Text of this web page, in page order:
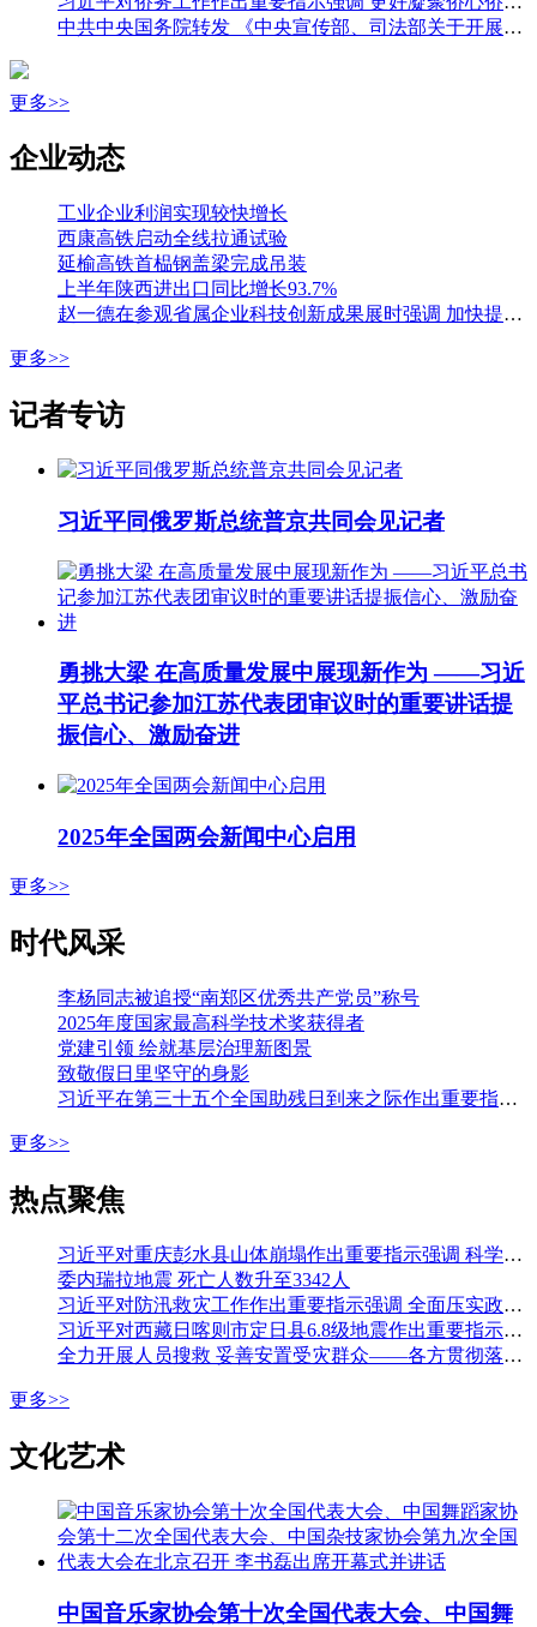
中共中央国务院转发 《中央宣传部、司法部关于开展法治宣传教育的第九个五年规划（二〇二六—二〇三〇年）》
更多>>
企业动态
工业企业利润实现较快增长
西康高铁启动全线拉通试验
延榆高铁首榀钢盖梁完成吊装
上半年陕西进出口同比增长93.7%
赵一德在参观省属企业科技创新成果展时强调 加快提升国有企业创新能力 为科技强省建设贡献更大力量 邢善萍参加
更多>>
记者专访
习近平同俄罗斯总统普京共同会见记者
勇挑大梁 在高质量发展中展现新作为 ——习近
平总书记参加江苏代表团审议时的重要讲话提
振信心、激励奋进
2025年全国两会新闻中心启用
更多>>
时代风采
李杨同志被追授“南郑区优秀共产党员”称号
2025年度国家最高科学技术奖获得者
党建引领 绘就基层治理新图景
致敬假日里坚守的身影
习近平在第三十五个全国助残日到来之际作出重要指示强调 从自强模范身上汲取精神力量 勇敢克服困难挑战积极追求人生梦想 李强会见第七次全国自强模范暨助残先进表彰大会代表
更多>>
热点聚焦
习近平对重庆彭水县山体崩塌作出重要指示强调 科学组织搜救 加强监测预警和巡查排险 切实保障人民群众生命财产安全 李强作出批示
委内瑞拉地震 死亡人数升至3342人
习近平对防汛救灾工作作出重要指示强调 全面压实政治责任 落实落细各项防汛措施 全力保障人民生命财产安全 李强作出批示
习近平对西藏日喀则市定日县6.8级地震作出重要指示强调 全力开展人员搜救 最大限度减少人员伤亡 妥善安置受灾群众 确保安全温暖过冬 李强作出批示
全力开展人员搜救 妥善安置受灾群众——各方贯彻落实习近平总书记重要指示全力开展西藏定日县地震大救援
更多>>
文化艺术
中国音乐家协会第十次全国代表大会、中国舞